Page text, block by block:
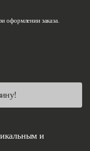
оформлении заказа.